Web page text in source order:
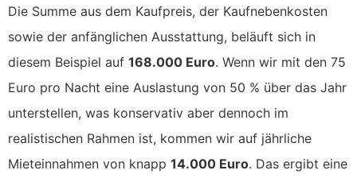
Die Summe aus dem Kaufpreis, der Kaufnebenkosten
sowie der anfänglichen Ausstattung, beläuft sich in
diesem Beispiel auf 168.000 Euro. Wenn wir mit den 75
Euro pro Nacht eine Auslastung von 50 % über das Jahr
unterstellen, was konservativ aber dennoch im
realistischen Rahmen ist, kommen wir auf jährliche
Mieteinnahmen von knapp 14.000 Euro. Das ergibt eine